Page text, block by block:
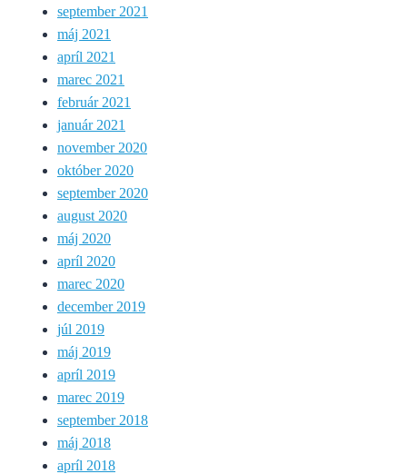
september 2021
máj 2021
apríl 2021
marec 2021
február 2021
január 2021
november 2020
október 2020
september 2020
august 2020
máj 2020
apríl 2020
marec 2020
december 2019
júl 2019
máj 2019
apríl 2019
marec 2019
september 2018
máj 2018
apríl 2018